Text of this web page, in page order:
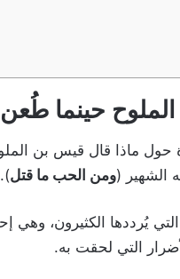
حينما
حول ماذا قال قيس بن
الشهير (ومن الحب ما قتل).
التي يُرددها الكثيرون،
التي لحقت به.